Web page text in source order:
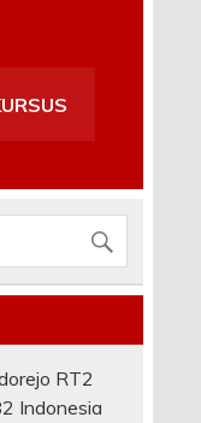
RT2
Indonesia